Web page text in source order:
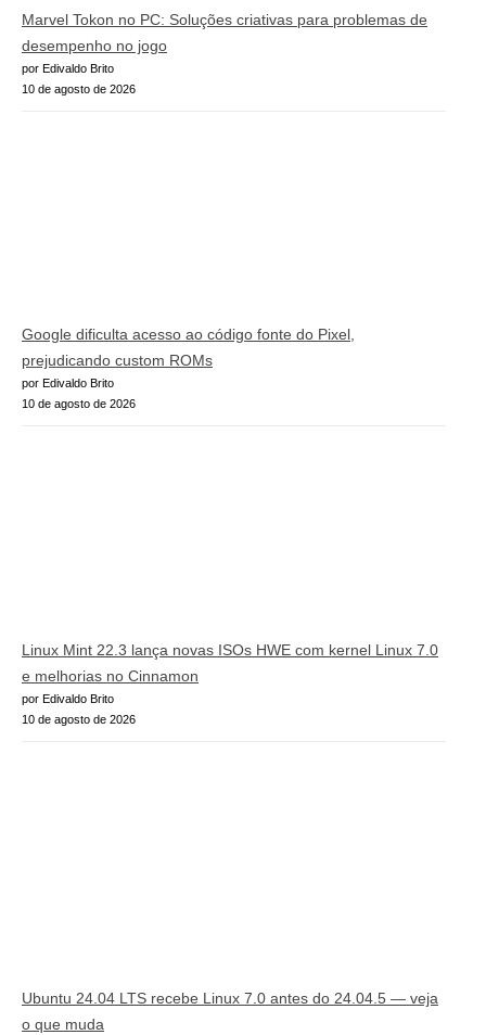
Marvel Tokon no PC: Soluções criativas para problemas de
desempenho no jogo
por Edivaldo Brito
10 de agosto de 2026
Google dificulta acesso ao código fonte do Pixel,
prejudicando custom ROMs
por Edivaldo Brito
10 de agosto de 2026
Linux Mint 22.3 lança novas ISOs HWE com kernel Linux 7.0
e melhorias no Cinnamon
por Edivaldo Brito
10 de agosto de 2026
Ubuntu 24.04 LTS recebe Linux 7.0 antes do 24.04.5 — veja
o que muda